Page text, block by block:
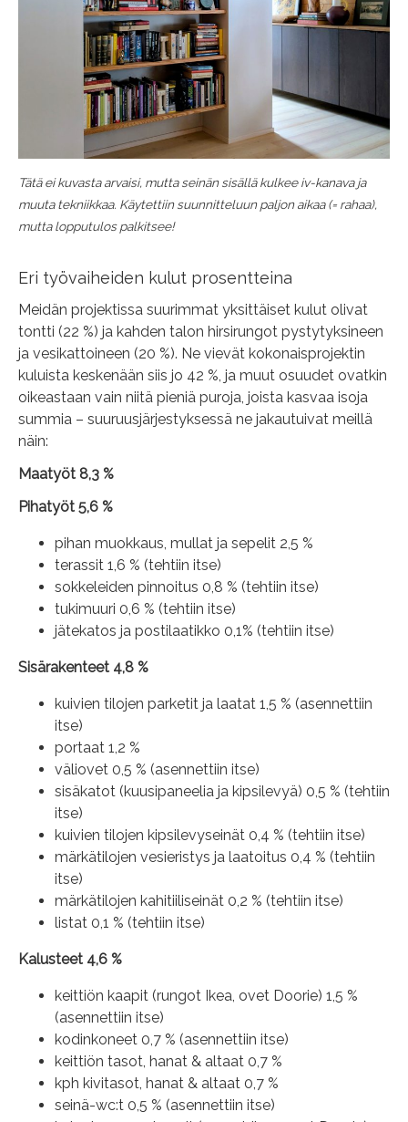
Tätä ei kuvasta arvaisi, mutta seinän sisällä kulkee iv-kanava ja
muuta tekniikkaa. Käytettiin suunnitteluun paljon aikaa (= rahaa),
mutta lopputulos palkitsee!
Eri työvaiheiden kulut prosentteina
Meidän projektissa suurimmat yksittäiset kulut olivat
tontti (22 %) ja kahden talon hirsirungot pystytyksineen
ja vesikattoineen (20 %). Ne vievät kokonaisprojektin
kuluista keskenään siis jo 42 %, ja muut osuudet ovatkin
oikeastaan vain niitä pieniä puroja, joista kasvaa isoja
summia – suuruusjärjestyksessä ne jakautuivat meillä
näin:
Maatyöt 8,3 %
Pihatyöt 5,6 %
pihan muokkaus, mullat ja sepelit 2,5 %
terassit 1,6 % (tehtiin itse)
sokkeleiden pinnoitus 0,8 % (tehtiin itse)
tukimuuri 0,6 % (tehtiin itse)
jätekatos ja postilaatikko 0,1% (tehtiin itse)
Sisärakenteet 4,8 %
kuivien tilojen parketit ja laatat 1,5 % (asennettiin
itse)
portaat 1,2 %
väliovet 0,5 % (asennettiin itse)
sisäkatot (kuusipaneelia ja kipsilevyä) 0,5 % (tehtiin
itse)
kuivien tilojen kipsilevyseinät 0,4 % (tehtiin itse)
märkätilojen vesieristys ja laatoitus 0,4 % (tehtiin
itse)
märkätilojen kahitiiliseinät 0,2 % (tehtiin itse)
listat 0,1 % (tehtiin itse)
Kalusteet 4,6 %
keittiön kaapit (rungot Ikea, ovet Doorie) 1,5 %
(asennettiin itse)
kodinkoneet 0,7 % (asennettiin itse)
keittiön tasot, hanat & altaat 0,7 %
kph kivitasot, hanat & altaat 0,7 %
seinä-wc:t 0,5 % (asennettiin itse)